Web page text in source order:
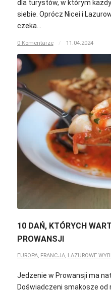
dla turystów, w którym
siebie. Oprócz Nicei i
czeka…
0 Komentarze / 11.04.2024
10 DAŃ, KTÓRYCH
PROWANSJI
EUROPA, FRANCJA, LAZUROWE
Jedzenie w Prowansji ma
Doświadczeni smakosze